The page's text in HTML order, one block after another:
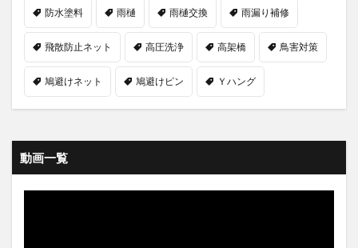
防水塗料 雨樋 雨樋交換 雨漏り補修
飛散防止ネット 高圧洗浄 高架橋 鳥害対策
鳩避けネット 鳩避けピン Ｙハング
動画一覧
動